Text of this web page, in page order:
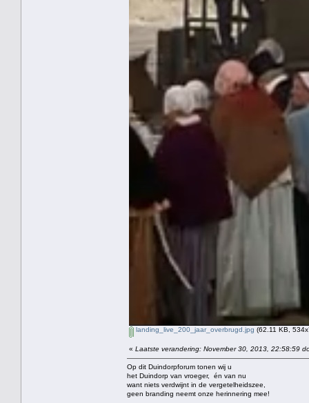
landing_live_200_jaar_overbrugd.jpg (62.11 KB,
« Laatste verandering: November 30, 2013, 22:58:59
Op dit Duindorpforum tonen wij u
het Duindorp van vroeger, én van nu
want niets verdwijnt in de vergetelheidszee,
geen branding neemt onze herinnering mee!